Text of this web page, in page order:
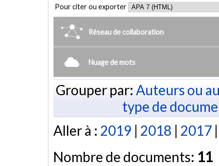
Pour citer ou exporter
Réseau de collaboration
Nuage de mots
Grouper par: Auteurs ou
type de
Aller à : 2019 | 2018 | 2017
Nombre de documents: 11